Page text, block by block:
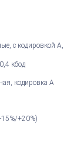
с кодировкой А,
кбод
кодировка А
15%/+20%)